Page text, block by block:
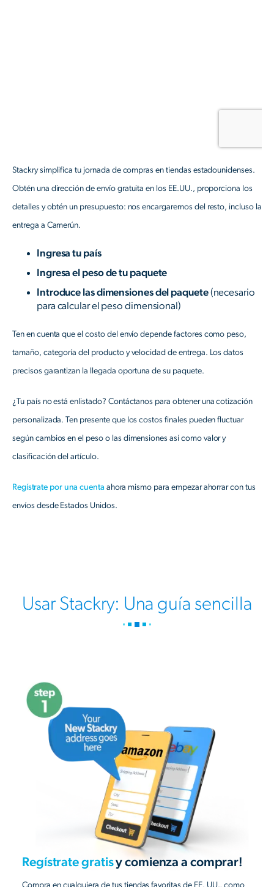
Stackry simplifica tu jornada de compras en tiendas estadounidenses.
Obtén una dirección de envío gratuita en los EE.UU., proporciona los
detalles y obtén un presupuesto: nos encargaremos del resto, incluso la
entrega a Camerún.
Ingresa tu país
Ingresa el peso de tu paquete
Introduce las dimensiones del paquete(necesario
para calcular el peso dimensional)
Ten en cuenta que el costo del envío depende factores como peso,
tamaño, categoría del producto y velocidad de entrega. Los datos
precisos garantizan la llegada oportuna de su paquete.
¿Tu país no está enlistado? Contáctanos para obtener una cotización
personalizada. Ten presente que los costos finales pueden fluctuar
según cambios en el peso o las dimensiones así como valor y
clasificación del artículo.
Regístrate por una cuenta ahora mismo para empezar ahorrar con tus
envíos desde Estados Unidos.
Usar Stackry: Una guía sencilla
Regístrate gratisy comienza a comprar!
Compra en cualquiera de tus tiendas favoritas de EE. UU., como